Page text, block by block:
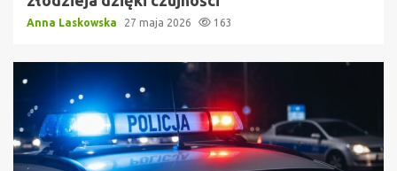
Anna Laskowska 27 maja 2026 163